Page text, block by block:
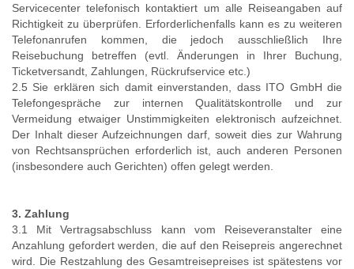
Servicecenter telefonisch kontaktiert um alle Reiseangaben auf
Richtigkeit zu überprüfen. Erforderlichenfalls kann es zu weiteren
Telefonanrufen kommen, die jedoch ausschließlich Ihre
Reisebuchung betreffen (evtl. Änderungen in Ihrer Buchung,
Ticketversandt, Zahlungen, Rückrufservice etc.)
2.5 Sie erklären sich damit einverstanden, dass ITO GmbH die
Telefongespräche zur internen Qualitätskontrolle und zur
Vermeidung etwaiger Unstimmigkeiten elektronisch aufzeichnet.
Der Inhalt dieser Aufzeichnungen darf, soweit dies zur Wahrung
von Rechtsansprüchen erforderlich ist, auch anderen Personen
(insbesondere auch Gerichten) offen gelegt werden.
3. Zahlung
3.1 Mit Vertragsabschluss kann vom Reiseveranstalter eine
Anzahlung gefordert werden, die auf den Reisepreis angerechnet
wird. Die Restzahlung des Gesamtreisepreises ist spätestens vor